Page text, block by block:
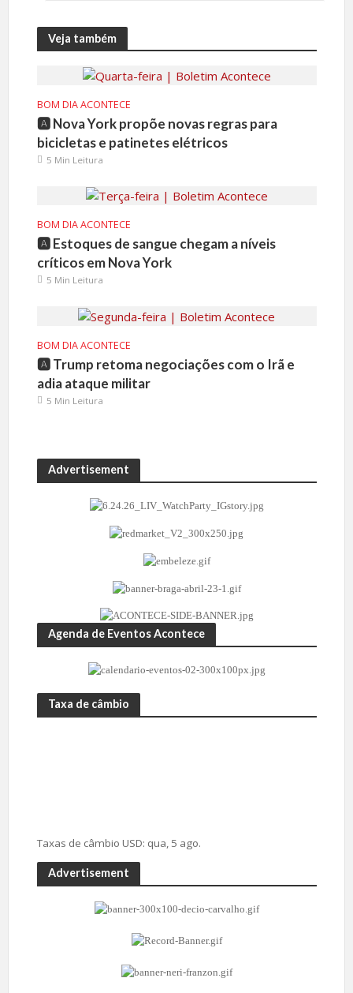
Veja também
BOM DIA ACONTECE
🅰️ Nova York propõe novas regras para
bicicletas e patinetes elétricos
5 Min Leitura
BOM DIA ACONTECE
🅰️ Estoques de sangue chegam a níveis
críticos em Nova York
5 Min Leitura
BOM DIA ACONTECE
🅰️ Trump retoma negociações com o Irã e
adia ataque militar
5 Min Leitura
Advertisement
Agenda de Eventos Acontece
Taxa de câmbio
Taxas de câmbio USD: qua, 5 ago.
Advertisement